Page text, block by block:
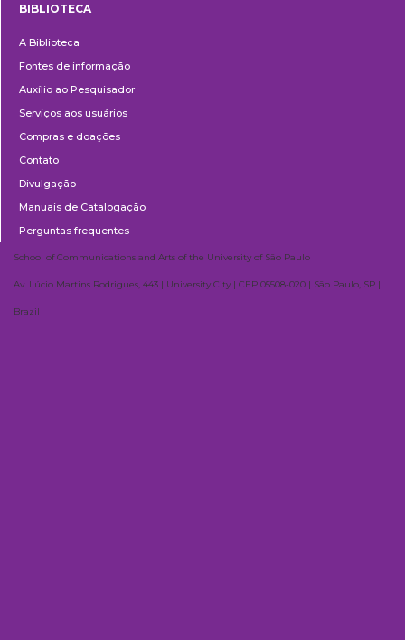
BIBLIOTECA
A Biblioteca
Fontes de informação
Auxílio ao Pesquisador
Serviços aos usuários
Compras e doações
Contato
Divulgação
Manuais de Catalogação
Perguntas frequentes
School of Communications and Arts of the University of São Paulo
Av. Lúcio Martins Rodrigues, 443 | University City | CEP 05508-020 | São Paulo, SP |
Brazil